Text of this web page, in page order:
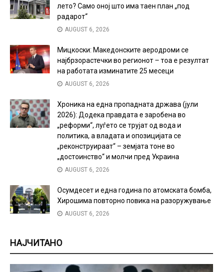
лето? Само оној што има таен план „под
радарот“
AUGUST 6, 2026
Мицкоски: Македонските аеродроми се
најбрзорастечки во регионот – тоа е резултат
на работата изминатите 25 месеци
AUGUST 6, 2026
Хроника на една пропадната држава (јули
2026): Додека правдата е заробена во
„реформи“, луѓето се трујат од вода и
политика, а владата и опозицијата се
„реконструираат“ – земјата тоне во
„достоинство“ и молчи пред Украина
AUGUST 6, 2026
Осумдесет и една година по атомската бомба,
Хирошима повторно повика на разоружување
AUGUST 6, 2026
НАЈЧИТАНО